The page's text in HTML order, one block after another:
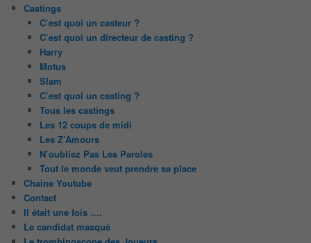
Castings
C’est quoi un casteur ?
C’est quoi un directeur de casting ?
Harry
Motus
Slam
C’est quoi un casting ?
Tous les castings
Les 12 coups de midi
Les Z’Amours
N’oubliez Pas Les Paroles
Tout le monde veut prendre sa place
Chaine Youtube
Contact
Il était une fois ….
Le candidat masqué